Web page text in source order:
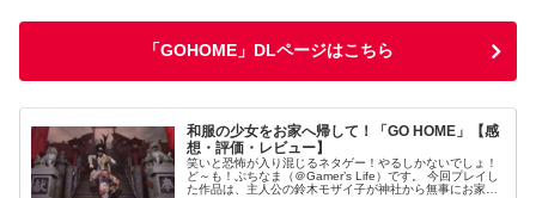
「GOHOME」DLページはこちら
和服の少女をお家へ帰して！「GO HOME」【感
想・評価・レビュー】
笑いと恐怖が入り混じるネタゲー！やるしかないでしょ！
ど～も！ぷちなま（＠Gamer’s Life）です。 今回プレイし
た作品は、主人公の鈴木モザイ子が神社から無事にお家に